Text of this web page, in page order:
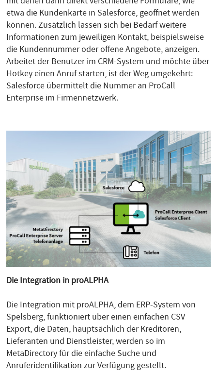
etwa die Kundenkarte in Salesforce, geöffnet werden
können. Zusätzlich lassen sich bei Bedarf weitere
Informationen zum jeweiligen Kontakt, beispielsweise
die Kundennummer oder offene Angebote, anzeigen.
Arbeitet der Benutzer im CRM-System und möchte über
Hotkey einen Anruf starten, ist der Weg umgekehrt:
Salesforce übermittelt die Nummer an ProCall
Enterprise im Firmennetzwerk.
Die Integration in proALPHA
Die Integration mit proALPHA, dem ERP-System von
Spelsberg, funktioniert über einen einfachen CSV
Export, die Daten, hauptsächlich der Kreditoren,
Lieferanten und Dienstleister, werden so im
MetaDirectory für die einfache Suche und
Anruferidentifikation zur Verfügung gestellt.